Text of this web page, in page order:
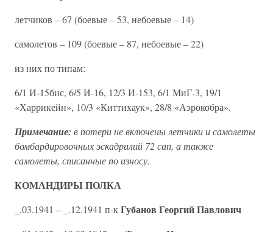
летчиков – 67 (боевые – 53, небоевые – 14)
самолетов – 109 (боевые – 87, небоевые – 22)
из них по типам:
6/1 И-15бис, 6/5 И-16, 12/3 И-153, 6/1 МиГ-3, 19/1
«Харрикейн», 10/3 «Киттихаук», 28/8 «Аэрокобра».
Примечание: в потери не включены летчики и самолеты
бомбардировочных эскадрилий 72 сап, а также
самолеты, списанные по износу.
КОМАНДИРЫ ПОЛКА
_.03.1941 – _.12.1941 п-кГубанов Георгий Павлович